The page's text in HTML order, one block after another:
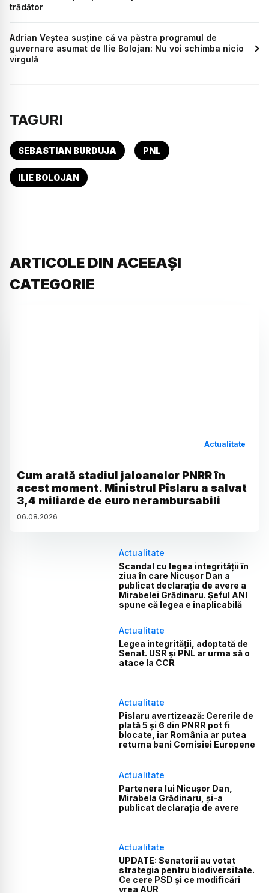
trădător
Adrian Veștea susține că va păstra programul de
guvernare asumat de Ilie Bolojan: Nu voi schimba nicio
virgulă
TAGURI
SEBASTIAN BURDUJA PNL
ILIE BOLOJAN
ARTICOLE DIN ACEEAȘI
CATEGORIE
Actualitate
Cum arată stadiul jaloanelor PNRR în
acest moment. Ministrul Pîslaru a salvat
3,4 miliarde de euro nerambursabili
06.08.2026
Actualitate
Scandal cu legea integrității în
ziua în care Nicușor Dan a
publicat declarația de avere a
Mirabelei Grădinaru. Șeful ANI
spune că legea e inaplicabilă
Actualitate
Legea integrității, adoptată de
Senat. USR și PNL ar urma să o
atace la CCR
Actualitate
Pîslaru avertizează: Cererile de
plată 5 și 6 din PNRR pot fi
blocate, iar România ar putea
returna bani Comisiei Europene
Actualitate
Partenera lui Nicușor Dan,
Mirabela Grădinaru, și-a
publicat declarația de avere
Actualitate
UPDATE: Senatorii au votat
strategia pentru biodiversitate.
Ce cere PSD și ce modificări
vrea AUR